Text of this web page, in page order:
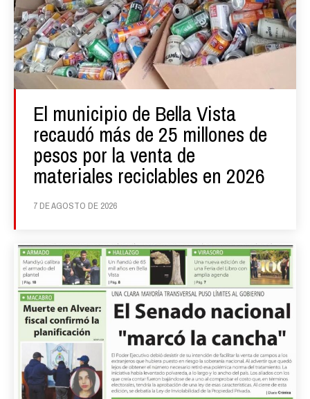
El municipio de Bella Vista
recaudó más de 25 millones de
pesos por la venta de
materiales reciclables en 2026
7 DE AGOSTO DE 2026